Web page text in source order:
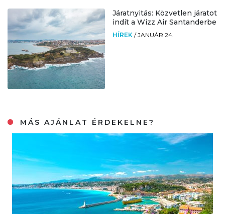
Járatnyitás: Közvetlen járatot
indít a Wizz Air Santanderbe
HÍREK /JANUÁR 24.
MÁS AJÁNLAT ÉRDEKELNE?